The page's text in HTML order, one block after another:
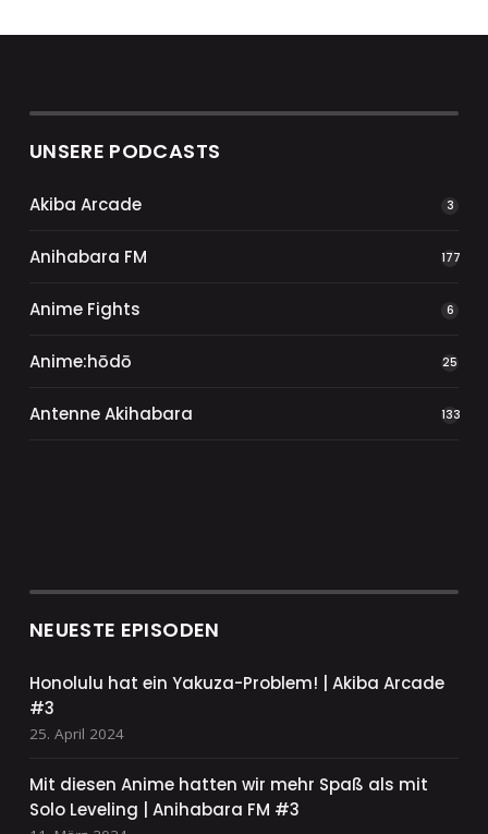
UNSERE PODCASTS
Akiba Arcade 3
Anihabara FM 177
Anime Fights 6
Anime:hōdō 25
Antenne Akihabara 133
NEUESTE EPISODEN
Honolulu hat ein Yakuza-Problem! | Akiba Arcade
#3
25. April 2024
Mit diesen Anime hatten wir mehr Spaß als mit
Solo Leveling | Anihabara FM #3